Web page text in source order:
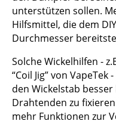
unterstützen sollen.
Hilfsmittel, die dem
Durchmesser
Solche Wickelhilfen -
“Coil Jig” von
den Wickelstab
Drahtenden zu
mehr Funktionen zur